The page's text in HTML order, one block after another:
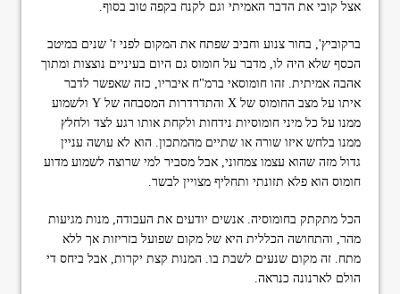
אצל קובי את הדבר האמיתי וגם לקנח בקפה טוב בסוף.
ברקוביץ', בחור צנוע וחביב שפתח את המקום לפני ז' שנים במיטב
הכסף שלא היה לו, מדבר על חומוס גם היום בעיניים נוצצות ומתוך
אהבה אמיתית. זהו חומוסאי ברמ"ח איבריו, כזה שאפשר לדבר
איתו על מצב החומוס של X והתדרדרות המסבחה של Y ולשמוע
ממנו על כל מיני חומוסיות נידחות ולקחת אותו רגע לצד ולחלץ
ממנו בלחש איזו שורה או שתיים מהמתכון. הוא לא עושה עניין
גדול מזה שהוא עצמו צמחוני, אבל מסביר למי שרוצה לשמוע מדוע
חומוס הוא פלא תזונתי ותחליף מצויין לבשר.
הכל מתקתק בחומוסיה. אנשים יודעים את העבודה, מנות מגיעות
מהר, והתחושה הכללית היא של מקום שפועל בזריזות אך ללא
מתח. זה מקום שנעים לשבת בו. המנות קצת יקרות, אבל ביחס די
הולם לארנונה כנראה.